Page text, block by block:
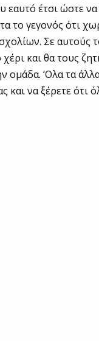
έτσι ώστε
το γεγονός ότι
Σε αυτούς
και θα τους
‘Ολα τα
και να ξέρετε ότι